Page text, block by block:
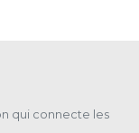
qui connecte les